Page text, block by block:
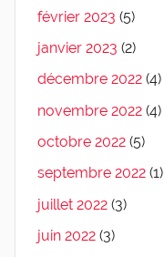
février 2023 (5)
janvier 2023 (2)
décembre 2022 (4)
novembre 2022 (4)
octobre 2022 (5)
septembre 2022 (1)
juillet 2022 (3)
juin 2022 (3)